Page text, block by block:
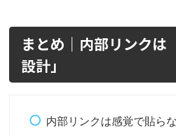
まとめ｜内部リンクは
設計」
内部リンクは感覚で貼ら